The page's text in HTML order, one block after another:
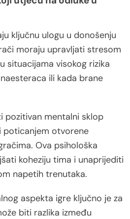
ključnu ulogu u donošenju
moraju upravljati stresom
situacijama visokog rizika
ili kada brane
pozitivan mentalni sklop
poticanjem otvorene
Ova psihološka
koheziju tima i unaprijediti
napetih trenutaka.
aspekta igre ključno je za
biti razlika između